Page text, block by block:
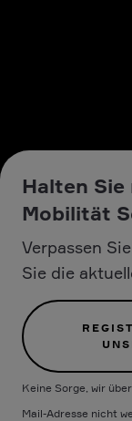
Halten
Mobilität
Verpassen
Sie die
Keine Sorge, wir
Mail-Adresse nicht